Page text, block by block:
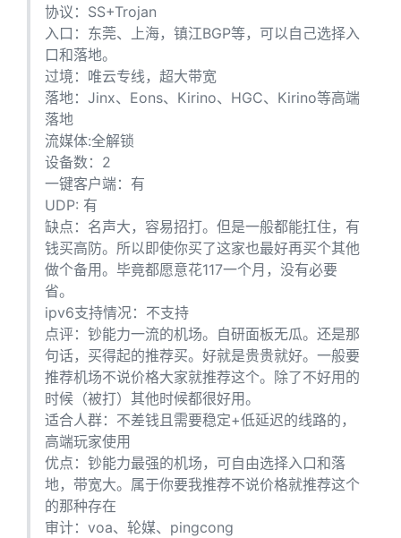
协议：SS+Trojan
入口：东莞、上海，镇江BGP等，可以自己选择入
口和落地。
过境：唯云专线，超大带宽
落地：Jinx、Eons、Kirino、HGC、Kirino等高端
落地
流媒体:全解锁
设备数：2
一键客户端：有
UDP: 有
缺点：名声大，容易招打。但是一般都能扛住，有
钱买高防。所以即使你买了这家也最好再买个其他
做个备用。毕竟都愿意花117一个月，没有必要
省。
ipv6支持情况：不支持
点评：钞能力一流的机场。自研面板无瓜。还是那
句话，买得起的推荐买。好就是贵贵就好。一般要
推荐机场不说价格大家就推荐这个。除了不好用的
时候（被打）其他时候都很好用。
适合人群：不差钱且需要稳定+低延迟的线路的，
高端玩家使用
优点：钞能力最强的机场，可自由选择入口和落
地，带宽大。属于你要我推荐不说价格就推荐这个
的那种存在
审计：voa、轮媒、pingcong